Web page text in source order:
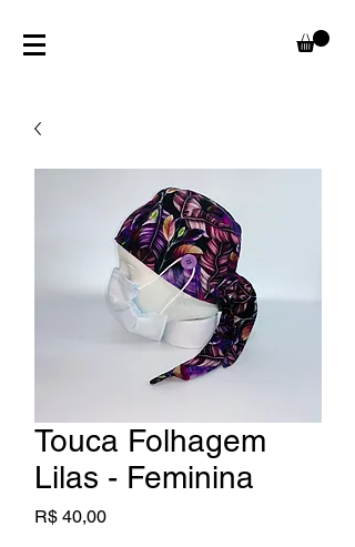
Touca Folhagem
Lilas - Feminina
R$ 40,00Preço